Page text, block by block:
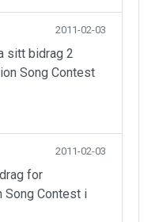
2011-02-03
sitt bidrag 2
Song Contest
2011-02-03
for
Song Contest i